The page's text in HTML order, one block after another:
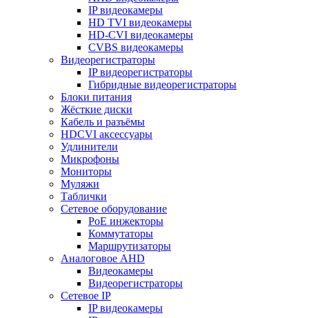
IP видеокамеры
HD TVI видеокамеры
HD-CVI видеокамеры
CVBS видеокамеры
Видеорегистраторы
IP видеорегистраторы
Гибридные видеорегистраторы
Блоки питания
Жёсткие диски
Кабель и разъёмы
HDCVI аксессуары
Удлинители
Микрофоны
Мониторы
Муляжи
Таблички
Сетевое оборудование
PoE инжекторы
Коммутаторы
Маршрутизаторы
Аналоговое AHD
Видеокамеры
Видеорегистраторы
Сетевое IP
IP видеокамеры